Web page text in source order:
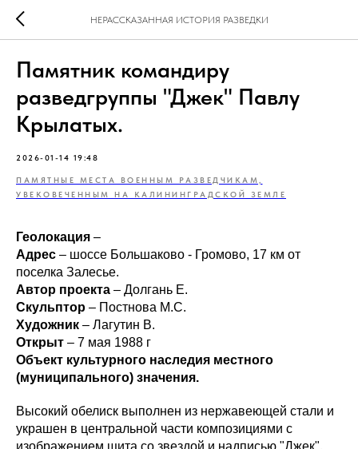
НЕРАССКАЗАННАЯ ИСТОРИЯ РАЗВЕДКИ
Памятник командиру
разведгруппы "Джек" Павлу
Крылатых.
2026-01-14 19:48
ПАМЯТНЫЕ МЕСТА ВОЕННЫМ РАЗВЕДЧИКАМ,
УВЕКОВЕЧЕННЫМ НА КАЛИНИНГРАДСКОЙ ЗЕМЛЕ
Геолокация –
Адрес – шоссе Большаково - Громово, 17 км от
поселка Залесье.
Автор проекта – Долгань Е.
Скульптор – Постнова М.С.
Художник – Лагутин В.
Открыт – 7 мая 1988 г
Объект культурного наследия местного
(муниципального) значения.
Высокий обелиск выполнен из нержавеющей стали и
украшен в центральной части композициями с
изображением щита со звездой и надписью "Джек",